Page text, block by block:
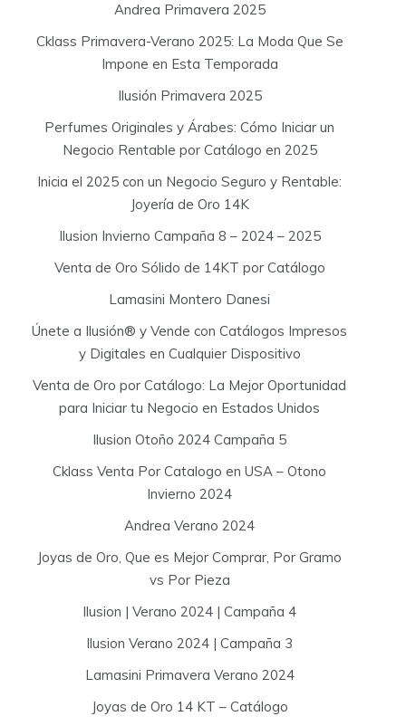
:
Andrea Primavera 2025
Cklass Primavera-Verano 2025: La Moda Que Se
Impone en Esta Temporada
Ilusión Primavera 2025
Perfumes Originales y Árabes: Cómo Iniciar un
Negocio Rentable por Catálogo en 2025
Inicia el 2025 con un Negocio Seguro y Rentable:
Joyería de Oro 14K
Ilusion Invierno Campaña 8 – 2024 – 2025
Venta de Oro Sólido de 14KT por Catálogo
Lamasini Montero Danesi
Únete a Ilusión® y Vende con Catálogos Impresos
y Digitales en Cualquier Dispositivo
Venta de Oro por Catálogo: La Mejor Oportunidad
para Iniciar tu Negocio en Estados Unidos
Ilusion Otoño 2024 Campaña 5
Cklass Venta Por Catalogo en USA – Otono
Invierno 2024
Andrea Verano 2024
Joyas de Oro, Que es Mejor Comprar, Por Gramo
vs Por Pieza
Ilusion | Verano 2024 | Campaña 4
Ilusion Verano 2024 | Campaña 3
Lamasini Primavera Verano 2024
Joyas de Oro 14 KT – Catálogo